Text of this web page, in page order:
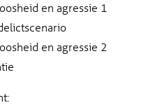
en agressie 1
en agressie 2